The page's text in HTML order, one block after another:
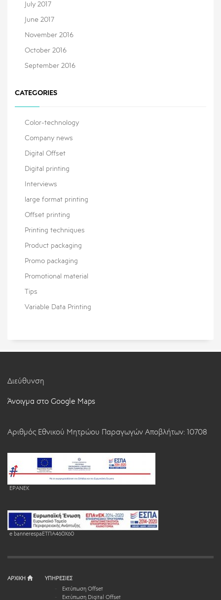
July 2017
June 2017
November 2016
October 2016
September 2016
CATEGORIES
Color-technology
Company news
Digital Offset
Digital printing
Interviews
large format printing
Offset printing
Printing techniques
Product packaging
Promo packaging
Promotional material
Tips
Variable Data Printing
Διεύθυνση
Άνοιγμα στο Google Maps
Αριθμός Εθνικού Μητρώου Παραγωγών Αποβλήτων: 10708
EPANEK
e bannerespaEΤΠΑ460X60
ΑΡΧΙΚΗ
ΥΠΗΡΕΣΙΕΣ
Εκτύπωση Offset
Εκτύπωση Digital Offset